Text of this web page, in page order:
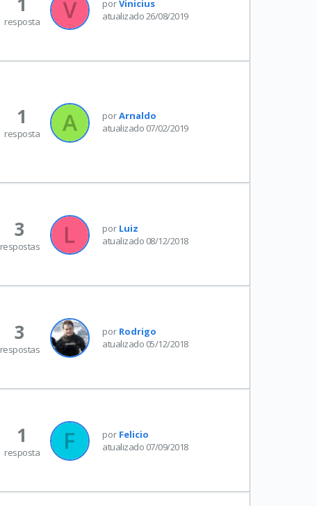
porVinicius
atualizado 26/08/2019
resposta
porArnaldo
atualizado 07/02/2019
1
resposta
por Luiz
atualizado 08/12/2018
3
respostas
por Rodrigo
atualizado 05/12/2018
3
respostas
por Felicio
atualizado 07/09/2018
1
resposta